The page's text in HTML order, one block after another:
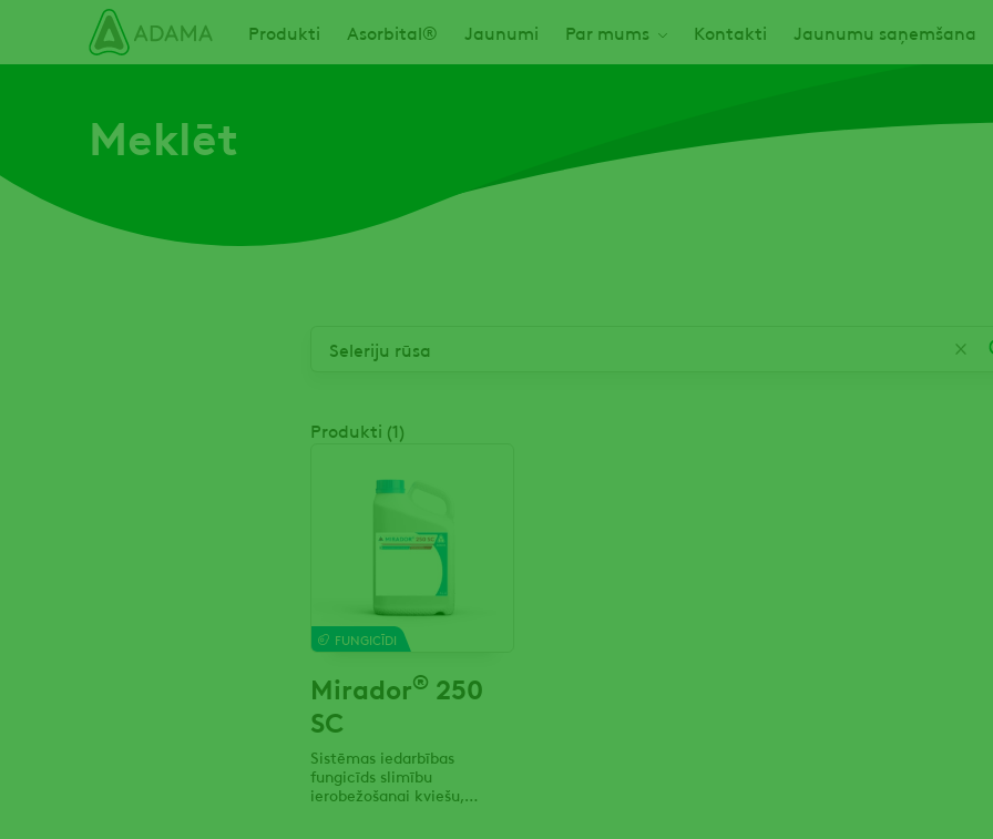
Main navigation
Produkti Asorbital® Jaunumi Par mums Kontakti Jaunumu saņemšana
Meklēt
Produkti (1)
FUNGICĪDI
Mirador® 250
SC
Sistēmas iedarbības
fungicīds slimību
ierobežošanai kviešu,